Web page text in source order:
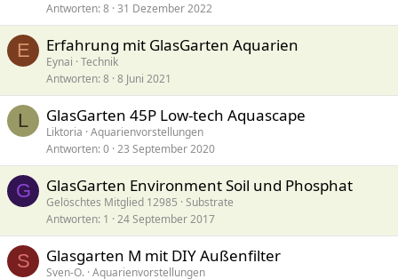
Antworten 8 31 Dezember 2022
E Erfahrung mit GlasGarten Aquarien
Eynai Technik
Antworten 8 8 Juni 2021
L GlasGarten 45P Low-tech Aquascape
Liktoria Aquarienvorstellungen
Antworten 0 23 September 2020
G GlasGarten Environment Soil und Phosphat
Gelöschtes Mitglied 12985 Substrate
Antworten 1 24 September 2017
S Glasgarten M mit DIY Außenfilter
Sven-O. Aquarienvorstellungen